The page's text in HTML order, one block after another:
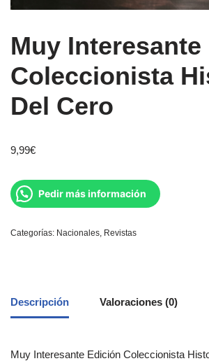
Muy
Coleccionista
Del Cero
9,99€
Pedir más información
Categorías: Nacionales, Revistas
Descripción Valoraciones (0)
Muy Interesante Edición Coleccionista